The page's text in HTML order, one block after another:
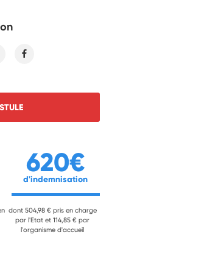
Twitter
620€
d'indemnisation
dont 504,98 € pris en charge
par l'Etat et 114,85 € par
l'organisme d'accueil